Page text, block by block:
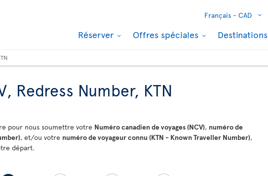
Français - CAD
Réserver Offres spéciales Destinations
Redress Number, KTN
pour nous soumettre votre Numéro canadien de voyages (NCV), numéro de
, et/ou votre numéro de voyageur connu (KTN - Known Traveller Number),
départ.